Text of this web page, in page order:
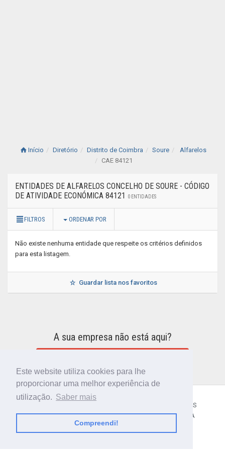
Este website utiliza cookies para lhe
proporcionar uma melhor experiência de
utilização. Saber mais
Compreendi!
Início Diretório Distrito de Coimbra Soure
Alfarelos
CAE 84121
ENTIDADES DE ALFARELOS CONCELHO DE SOURE - CÓDIGO
DE ATIVIDADE ECONÓMICA 84121
0 ENTIDADES
FILTROS ORDENAR POR
Não existe nenhuma entidade que respeite os critérios definidos
para esta listagem.
Guardar lista nos favoritos
A sua empresa não está aqui?
TERMOS E CONDIÇÕES
POLÍTICA DE PRIVACIDADE
CONTACTOS AJUDA